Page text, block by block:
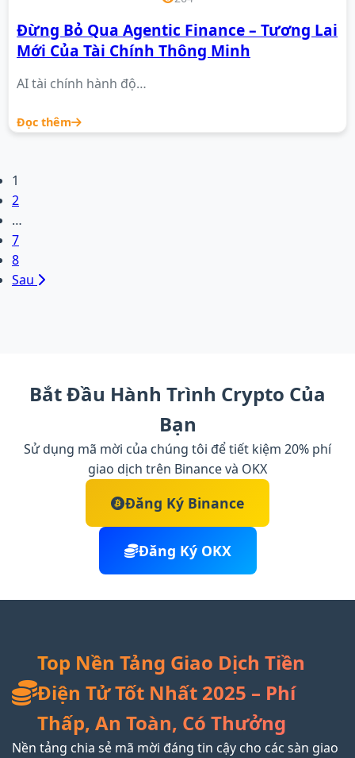
Đừng Bỏ Qua Agentic Finance – Tương Lai
Mới Của Tài Chính Thông Minh
AI tài chính hành độ…
Đọc thêm
1
2
…
7
8
Sau
Bắt Đầu Hành Trình Crypto Của
Bạn
Sử dụng mã mời của chúng tôi để tiết kiệm 20% phí
giao dịch trên Binance và OKX
Đăng Ký Binance
Đăng Ký OKX
Top Nền Tảng Giao Dịch Tiền
Điện Tử Tốt Nhất 2025 – Phí
Thấp, An Toàn, Có Thưởng
Nền tảng chia sẻ mã mời đáng tin cậy cho các sàn giao